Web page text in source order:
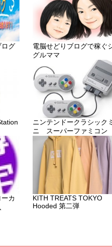
ログ
電脳せどりブログで稼ぐ
グルママ
ニンテンドークラシックミ
ニ スーパーファミコン
カ
KITH TREATS TOKYO
Hooded 第二弾